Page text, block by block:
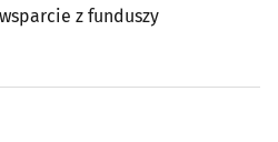
z funduszy